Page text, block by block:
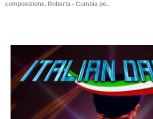
composizione. Roberta - Cumbia pe..